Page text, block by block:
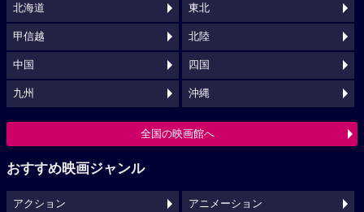
北海道 東北
甲信越 北陸
中国 四国
九州 沖縄
全国の映画館へ
おすすめ映画ジャンル
アクション アニメーション